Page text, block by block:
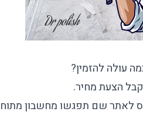
עולה להזמין?
הצעת מחיר.
לאתר שם תפגשו מחשבון